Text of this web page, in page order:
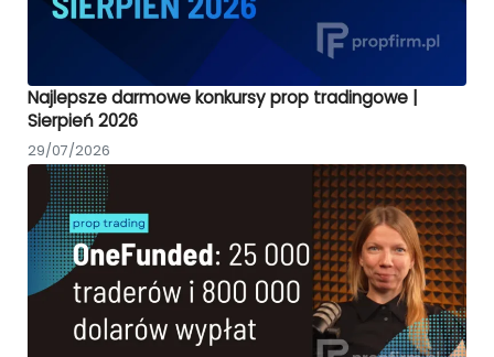
Najlepsze darmowe konkursy prop tradingowe |
Sierpień 2026
29/07/2026